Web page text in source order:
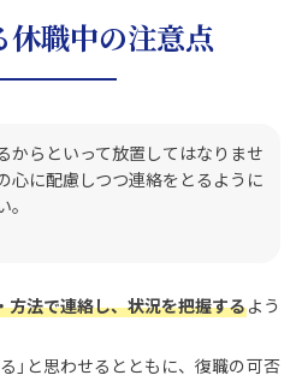
休職中の注意点
からといって放置してはなりませ
心に配慮しつつ連絡をとるように
方法で連絡し、状況を把握するよう
」と思わせるとともに、復職の可否